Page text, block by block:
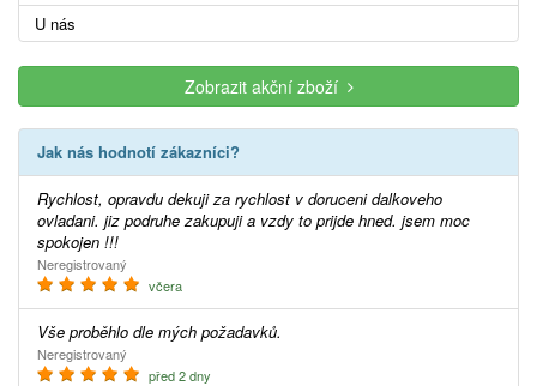
U nás
Zobrazit akční zboží
Jak nás hodnotí zákazníci?
Rychlost, opravdu dekuji za rychlost v doruceni dalkoveho
ovladani. jiz podruhe zakupuji a vzdy to prijde hned. jsem moc
spokojen !!!
Neregistrovaný
včera
Vše proběhlo dle mých požadavků.
Neregistrovaný
před 2 dny